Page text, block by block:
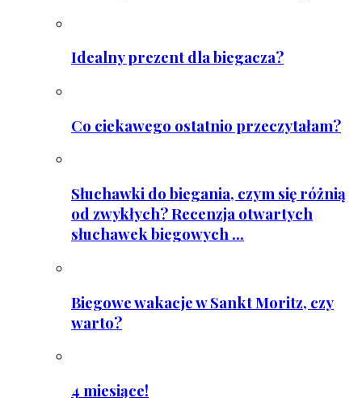
Idealny prezent dla biegacza?
Co ciekawego ostatnio przeczytałam?
Słuchawki do biegania, czym się różnią
od zwykłych? Recenzja otwartych
słuchawek biegowych ...
Biegowe wakacje w Sankt Moritz, czy
warto?
4 miesiące!